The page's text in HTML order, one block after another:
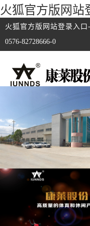
火狐官方版网站
火狐官方版网站登录入
0576-82728666-0